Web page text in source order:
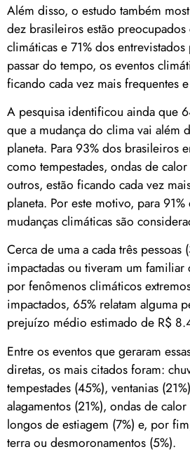
Além disso, o estudo também
dez brasileiros estão preocupados
climáticas e 71% dos
passar do tempo, os eventos
ficando cada vez mais frequentes
A pesquisa identificou ainda que
que a mudança do clima vai além
planeta. Para 93% dos brasileiros
como tempestades, ondas de
outros, estão ficando cada vez
planeta. Por este motivo, para
mudanças climáticas são
Cerca de uma a cada três pessoas
impactadas ou tiveram um
por fenômenos climáticos
impactados, 65% relatam alguma
prejuízo médio estimado de R$
Entre os eventos que geraram
diretas, os mais citados foram:
tempestades (45%), ventanias
alagamentos (21%), ondas de
longos de estiagem (7%) e, por
terra ou desmoronamentos (5%).